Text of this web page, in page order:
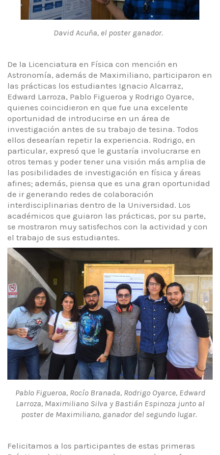
David Acuña, el poster ganador.
De la Licenciatura en Física con mención en
Astronomía, además de Maximiliano, participaron en
las prácticas los estudiantes Ignacio Alcarraz,
Edward Larroza, Pablo Figueroa y Rodrigo Oyarce,
quienes coincidieron en que fue una excelente
oportunidad de introducirse en un área de
investigación antes de su trabajo de tesina. Todos
ellos desearían repetir la experiencia. Rodrigo, en
particular, expresó que le gustaría involucrarse en
otros temas y poder tener una visión más amplia de
las posibilidades de investigación en física y áreas
afines; además, piensa que es una gran oportunidad
de ir generando redes de colaboración
interdisciplinarias dentro de la Universidad. Los
académicos que guiaron las prácticas, por su parte,
se mostraron muy satisfechos con la actividad y con
el trabajo de sus estudiantes.
Pablo Figueroa, Rocío Branada, Rodrigo Oyarce, Edward
Larroza, Maximiliano Silva y Bastián Espinoza junto al
poster de Maximiliano, ganador del segundo lugar.
Felicitamos a los participantes de estas primeras